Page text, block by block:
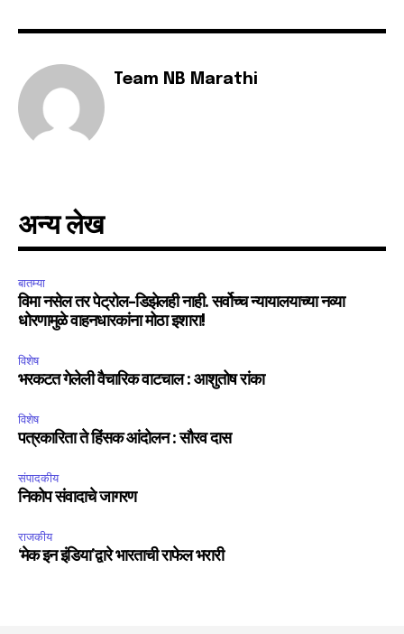
Team NB Marathi
अन्य लेख
बातम्या
विमा नसेल तर पेट्रोल-डिझेलही नाही. सर्वोच्च न्यायालयाच्या नव्या
धोरणामुळे वाहनधारकांना मोठा इशारा!
विशेष
भरकटत गेलेली वैचारिक वाटचाल : आशुतोष रांका
विशेष
पत्रकारिता ते हिंसक आंदोलन : सौरव दास
संपादकीय
निकोप संवादाचे जागरण
राजकीय
‘मेक इन इंडिया’द्वारे भारताची राफेल भरारी